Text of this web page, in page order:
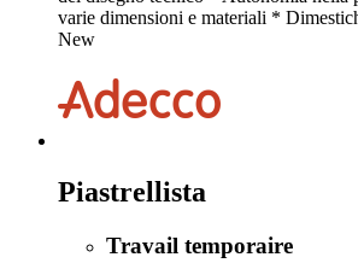
varie dimensioni e materiali *
New
Piastrellista
Travail temporaire